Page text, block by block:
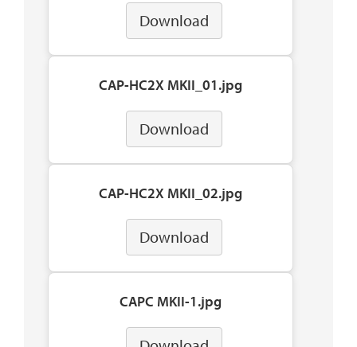
Download
CAP-HC2X MKII_01.jpg
Download
CAP-HC2X MKII_02.jpg
Download
CAPC MKII-1.jpg